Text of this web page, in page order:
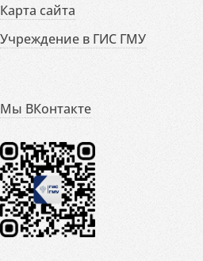
Карта сайта
Учреждение в ГИС ГМУ
Мы ВКонтакте